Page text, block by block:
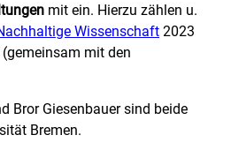
mit ein. Hierzu zählen u.
Wissenschaft 2023
mit den
Bror Giesenbauer sind beide
Bremen.